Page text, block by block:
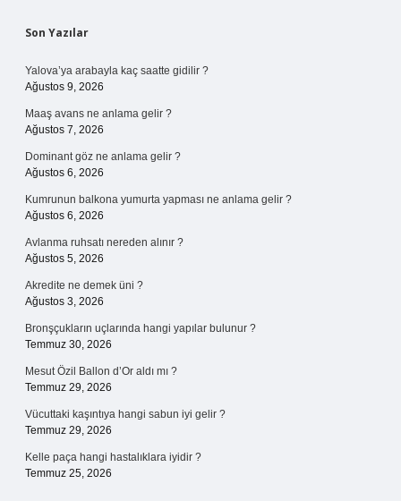
Sidebar
Son Yazılar
Yalova’ya arabayla kaç saatte gidilir ?
Ağustos 9, 2026
Maaş avans ne anlama gelir ?
Ağustos 7, 2026
Dominant göz ne anlama gelir ?
Ağustos 6, 2026
Kumrunun balkona yumurta yapması ne anlama gelir ?
Ağustos 6, 2026
Avlanma ruhsatı nereden alınır ?
Ağustos 5, 2026
Akredite ne demek üni ?
Ağustos 3, 2026
Bronşçukların uçlarında hangi yapılar bulunur ?
Temmuz 30, 2026
Mesut Özil Ballon d’Or aldı mı ?
Temmuz 29, 2026
Vücuttaki kaşıntıya hangi sabun iyi gelir ?
Temmuz 29, 2026
Kelle paça hangi hastalıklara iyidir ?
Temmuz 25, 2026